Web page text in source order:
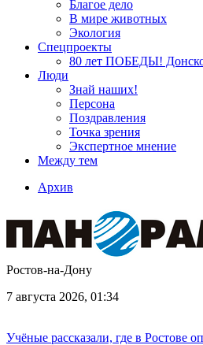
Благое дело
В мире животных
Экология
Спецпроекты
80 лет ПОБЕДЫ!
Люди
Знай наших!
Персона
Поздравления
Точка зрения
Экспертное мнение
Между тем
Архив
Ростов-на-Дону
7 августа 2026, 01:34
Учёные рассказали, где в Ростове